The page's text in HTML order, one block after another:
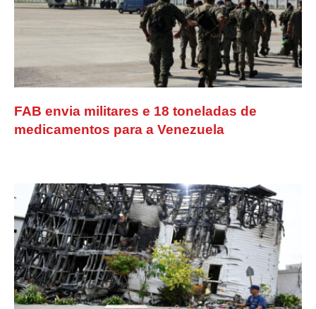
FAB envia militares e 18 toneladas de
medicamentos para a Venezuela